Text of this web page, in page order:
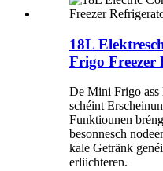
18L
Frigo Freezer
De Mini Frigo ass
schéint
Funktiounen
besonnesch
kale Getränk
erliichteren.